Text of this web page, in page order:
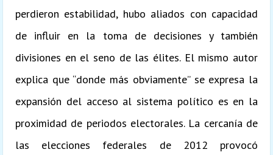
perdieron estabilidad, hubo aliados con capacidad
de influir en la toma de decisiones y también
divisiones en el seno de las élites. El mismo autor
explica que “donde más obviamente” se expresa la
expansión del acceso al sistema político es en la
proximidad de periodos electorales. La cercanía de
las elecciones federales de 2012 provocó